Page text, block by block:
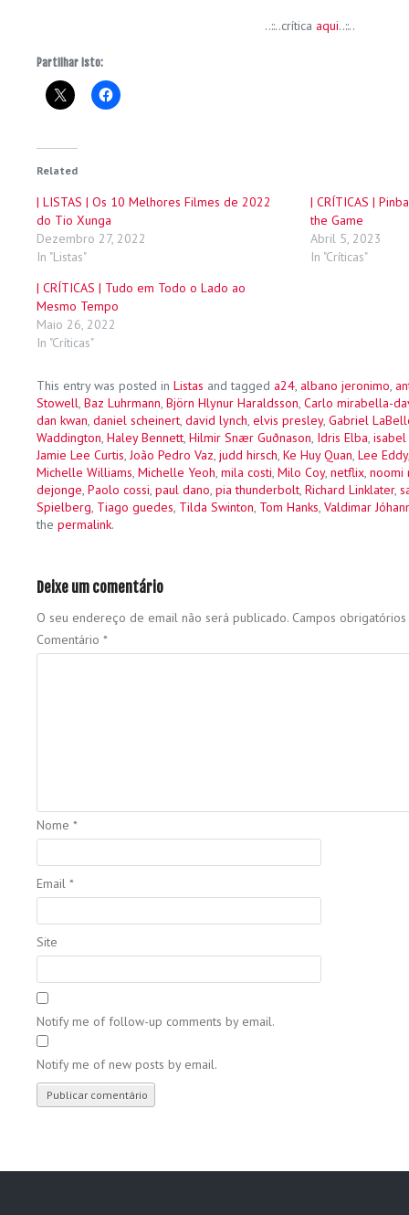
..::..crítica aqui..::..
Partilhar isto:
Related
| LISTAS | Os 10 Melhores Filmes de 2022
do Tio Xunga
Dezembro 27, 2022
In "Listas"
| CRÍTICAS |
the Game
Abril 5, 2023
In "Críticas"
| CRÍTICAS | Tudo em Todo o Lado ao
Mesmo Tempo
Maio 26, 2022
In "Críticas"
This entry was posted in Listas and tagged a24, albano jeronimo,
Stowell, Baz Luhrmann, Björn Hlynur Haraldsson, Carlo mirabella-
dan kwan, daniel scheinert, david lynch, elvis presley, Gabriel
Waddington, Haley Bennett, Hilmir Snær Guðnason, Idris Elba,
Jamie Lee Curtis,João Pedro Vaz, judd hirsch, Ke Huy Quan, Lee Eddy
Michelle Williams, Michelle Yeoh, mila costi, Milo Coy, netflix, noomi
dejonge, Paolo cossi, paul dano, pia thunderbolt, Richard Linklater,
Spielberg, Tiago guedes, Tilda Swinton, Tom Hanks, Valdimar
the permalink.
Deixe um comentário
O seu endereço de email não será publicado. Campos
Comentário *
Nome *
Email *
Site
Notify me of follow-up comments by email.
Notify me of new posts by email.